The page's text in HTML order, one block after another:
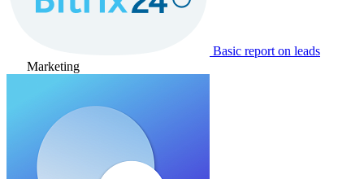
Basic report on leads
Marketing